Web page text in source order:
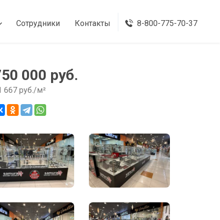
Сотрудники Контакты 8-800-775-70-37
000 руб.
667 руб./м²